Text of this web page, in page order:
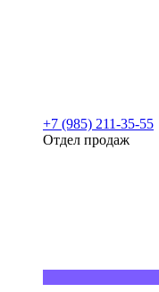
+7 (985) 211-35-55
Отдел продаж